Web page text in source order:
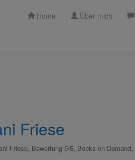
Home Über mich
Friese
Friese, Bewertung 5/5, Books on Demand,